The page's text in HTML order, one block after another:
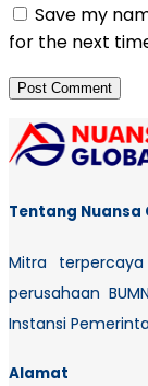
Save my
for the next
Tentang Nuansa
Mitra
perusahaan
Instansi
Alamat